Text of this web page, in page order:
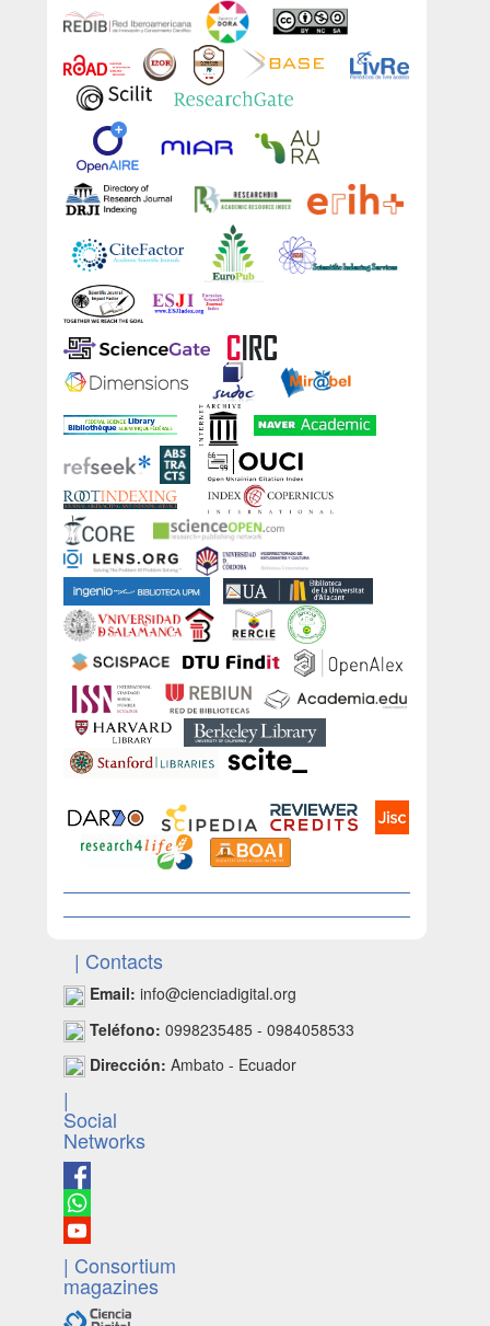
| Contacts
Email: info@cienciadigital.org
Teléfono: 0998235485 - 0984058533
Dirección: Ambato - Ecuador
|
Social
Networks
| Consortium
magazines